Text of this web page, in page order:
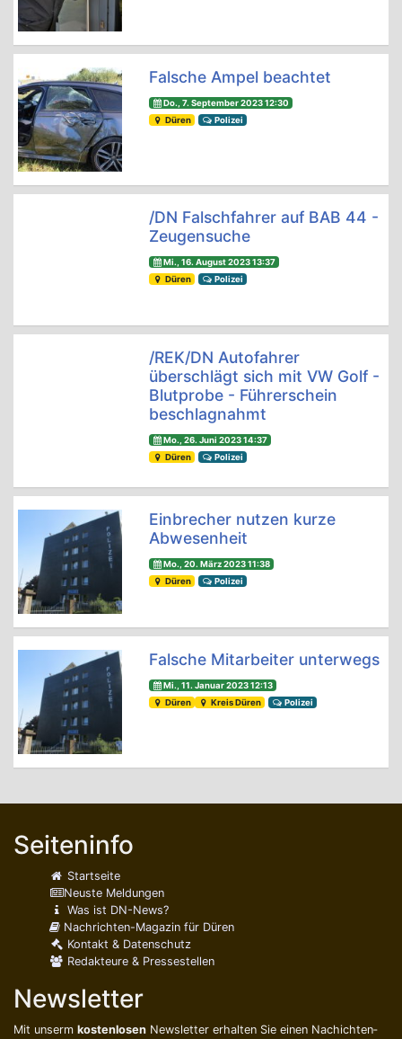
Falsche Ampel beachtet
Do., 7. September 2023 12:30
Düren
Polizei
/DN Falschfahrer auf BAB 44 -
Zeugensuche
Mi., 16. August 2023 13:37
Düren
Polizei
/REK/DN Autofahrer
überschlägt sich mit VW Golf -
Blutprobe - Führerschein
beschlagnahmt
Mo., 26. Juni 2023 14:37
Düren
Polizei
Einbrecher nutzen kurze
Abwesenheit
Mo., 20. März 2023 11:38
Düren
Polizei
Falsche Mitarbeiter unterwegs
Mi., 11. Januar 2023 12:13
Düren
Kreis Düren Polizei
Seiteninfo
Startseite
Neuste Meldungen
Was ist DN-News?
Nachrichten-Magazin für Düren
Kontakt & Datenschutz
Redakteure & Pressestellen
Newsletter
Mit unserm kostenlosen Newsletter erhalten Sie einen Nachichten­